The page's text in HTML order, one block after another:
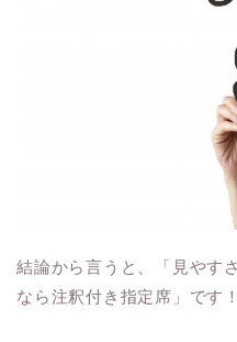
結論から言うと、「見やす
なら注釈付き指定席」です！